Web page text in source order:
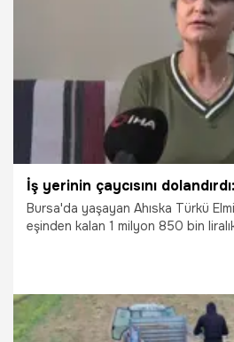
Bursa'da yaşayan Ahıska Türkü
eşinden kalan 1 milyon 850 bin
aylarca tapu beklediğini ve tüm
söyledi. M.G. hakkında
açılırken, Sultan yaşadığı